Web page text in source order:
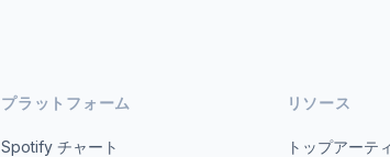
プラットフォーム
Spotify チャート
リソース
トップアーテ